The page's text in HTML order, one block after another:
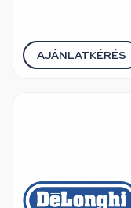
AJÁNLATKÉRÉS